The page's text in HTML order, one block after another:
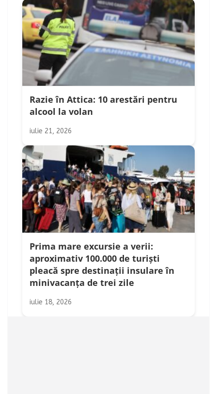
Razie în Attica: 10 arestări pentru
alcool la volan
iulie 21, 2026
Prima mare excursie a verii:
aproximativ 100.000 de turiști
pleacă spre destinații insulare în
minivacanța de trei zile
iulie 18, 2026